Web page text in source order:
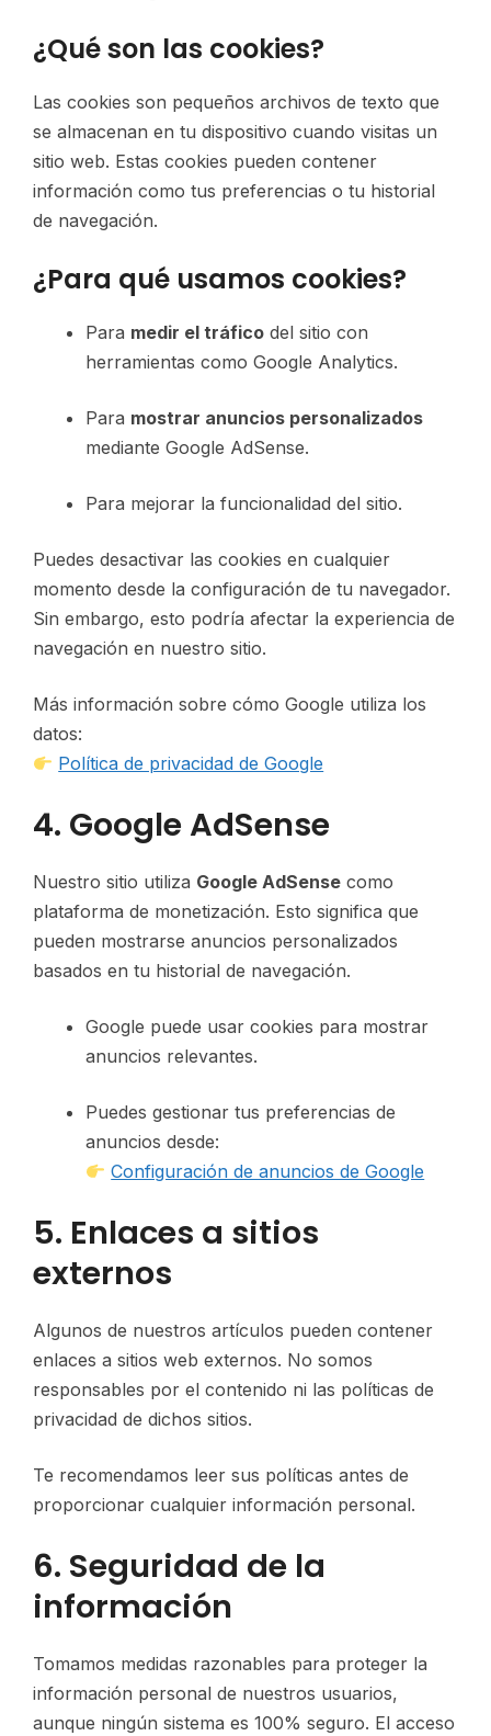
¿Qué son las cookies?
Las cookies son pequeños archivos de texto que
se almacenan en tu dispositivo cuando visitas un
sitio web. Estas cookies pueden contener
información como tus preferencias o tu historial
de navegación.
¿Para qué usamos cookies?
Para medir el tráfico del sitio con
herramientas como Google Analytics.
Para mostrar anuncios personalizados
mediante Google AdSense.
Para mejorar la funcionalidad del sitio.
Puedes desactivar las cookies en cualquier
momento desde la configuración de tu navegador.
Sin embargo, esto podría afectar la experiencia de
navegación en nuestro sitio.
Más información sobre cómo Google utiliza los
datos:
Política de privacidad de Google
4. Google AdSense
Nuestro sitio utiliza Google AdSense como
plataforma de monetización. Esto significa que
pueden mostrarse anuncios personalizados
basados en tu historial de navegación.
Google puede usar cookies para mostrar
anuncios relevantes.
Puedes gestionar tus preferencias de
anuncios desde:
Configuración de anuncios de Google
5. Enlaces a sitios
externos
Algunos de nuestros artículos pueden contener
enlaces a sitios web externos. No somos
responsables por el contenido ni las políticas de
privacidad de dichos sitios.
Te recomendamos leer sus políticas antes de
proporcionar cualquier información personal.
6. Seguridad de la
información
Tomamos medidas razonables para proteger la
información personal de nuestros usuarios,
aunque ningún sistema es 100% seguro. El acceso